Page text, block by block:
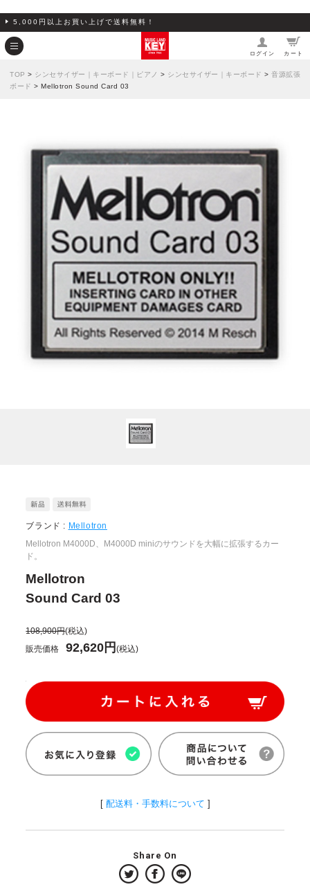
5,000円以上お買い上げで送料無料！
ログイン カート
TOP > シンセサイザー｜キーボード｜ピアノ > シンセサイザー｜キーボード > 音源拡張
ボード > Mellotron Sound Card 03
ブランド : Mellotron
Mellotron M4000D、M4000D miniのサウンドを大幅に拡張するカー
ド。
Mellotron
Sound Card 03
108,900円(税込)
販売価格
92,620円(税込)
[ 配送料・手数料について ]
Share On